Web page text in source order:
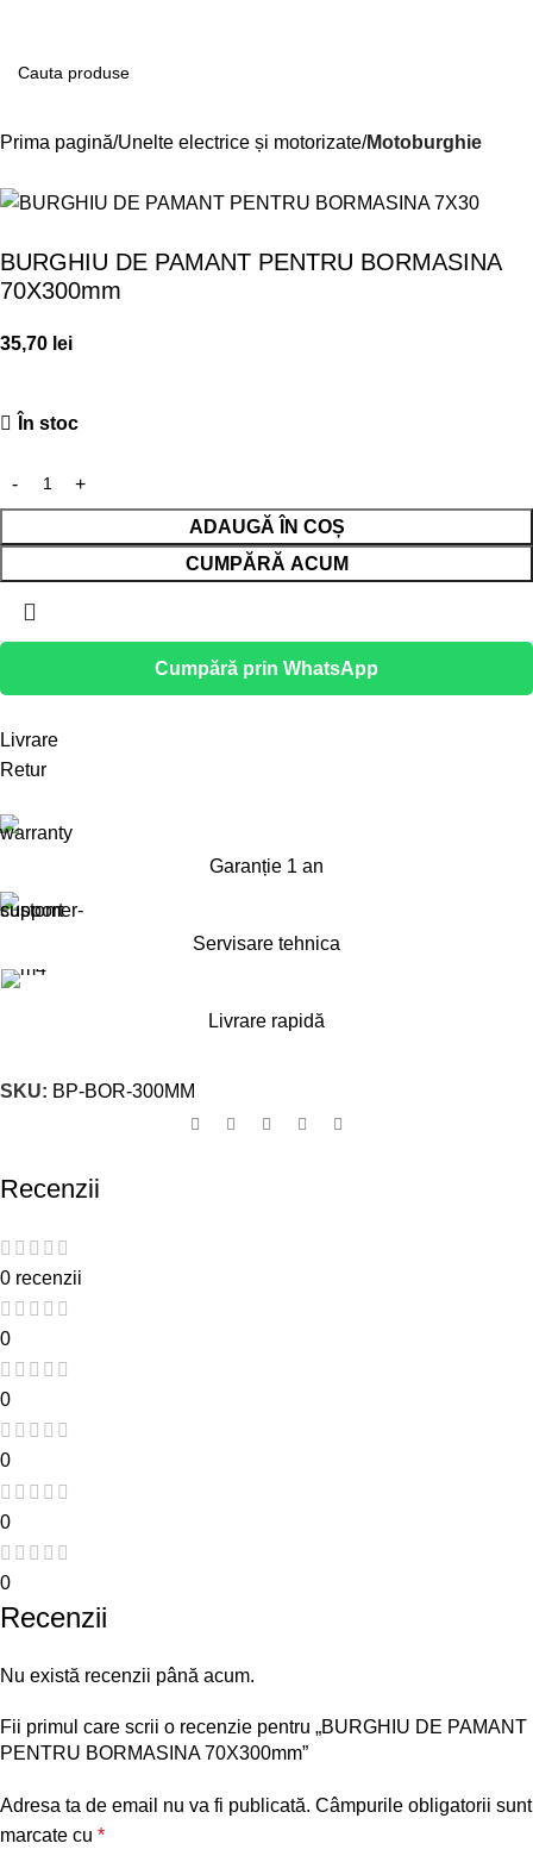
Prima pagină Unelte electrice și motorizate Motoburghie
BURGHIU DE PAMANT PENTRU BORMASINA
70X300mm
35,70 lei
În stoc
ADAUGĂ ÎN COȘ
CUMPĂRĂ ACUM
Cumpără prin WhatsApp
Livrare
Retur
Garanție 1 an
Servisare tehnica
Livrare rapidă
SKU: BP-BOR-300MM
Recenzii
0 recenzii
0
0
0
0
0
Recenzii
Nu există recenzii până acum.
Fii primul care scrii o recenzie pentru „BURGHIU DE PAMANT
PENTRU BORMASINA 70X300mm”
Adresa ta de email nu va fi publicată. Câmpurile obligatorii sunt
marcate cu *